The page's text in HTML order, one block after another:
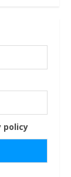
policy